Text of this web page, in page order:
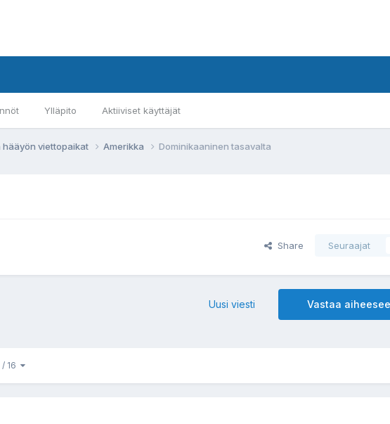
Ylläpito Aktiiviset käyttäjät
viettopaikat Amerikka Dominikaaninen tasavalta
Share Seuraajat
Vastaa
Uusi viesti
/ 16